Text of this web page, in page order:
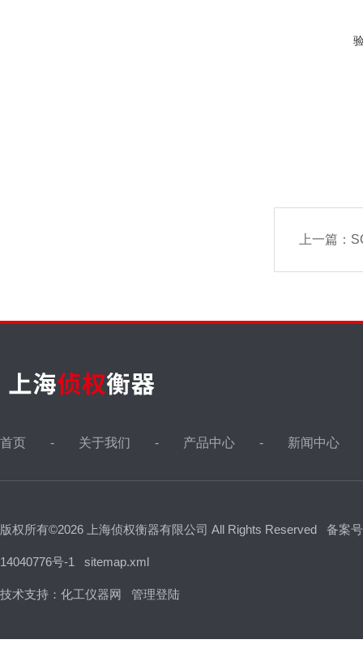
上一篇：
首页 关于我们 产品中心 新闻中心
版权所有©2026 上海侦权衡器有限公司 All Rights Reserved 备案
14040776号-1 sitemap.xml
技术支持： 化工仪器网 管理登陆